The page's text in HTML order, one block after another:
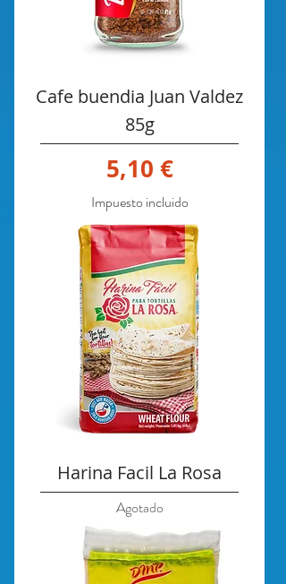
Cafe buendia Juan Valdez
85g
Precio
5,10 €
Impuesto incluido
Harina Facil La Rosa
Agotado